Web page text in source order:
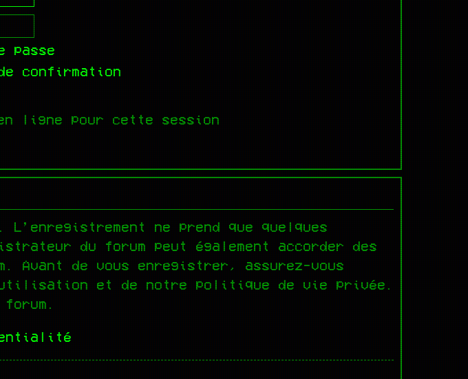
passe
confirmation
ligne pour cette session
ne prend que quelques
du forum peut également accorder des
Avant de vous enregistrer, assurez-vous
et de notre politique de vie privée.